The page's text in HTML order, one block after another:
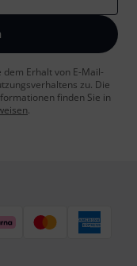
dem Erhalt von E-Mail-
zu. Die
finden Sie in
.